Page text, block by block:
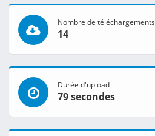
Nombre de téléchargements
14
Durée d'upload
79 secondes